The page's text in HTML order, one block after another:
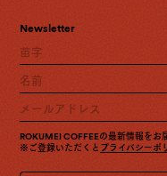
Newsletter
ROKUMEI COFFEEの最新情報をお
※ご登録いただくと プライバシーポ